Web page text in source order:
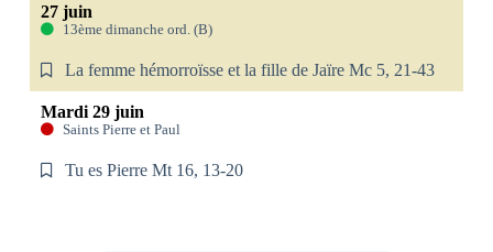
27 juin
13ème dimanche ord. (B)
La femme hémorroïsse et la fille de Jaïre Mc 5, 21-43
Mardi 29 juin
Saints Pierre et Paul
Tu es Pierre Mt 16, 13-20